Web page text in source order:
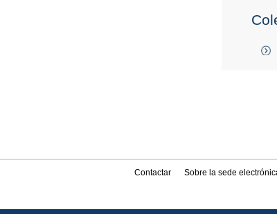
Contactar Sobre la sede